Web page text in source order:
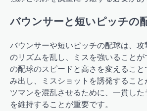
バウンサーと短いピッチの
バウンサーや短いピッチの配球は、
のリズムを乱し、ミスを強いること
の配球のスピードと高さを変えるこ
み出し、ミスショットを誘発するこ
ツマンを混乱させるために、一貫し
を維持することが重要です。